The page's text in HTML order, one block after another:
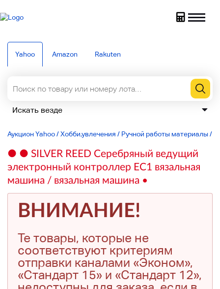
Yahoo Amazon Rakuten
Аукцион Yahoo/Хобби,увлечения / Ручной работы материалы/
● ● SILVER REED Серебряный ведущий
электронный контроллер EC1 вязальная
машина / вязальная машина •
ВНИМАНИЕ!
Те товары, которые не
соответствуют критериям
отправки каналами «Эконом»,
«Стандарт 15» и «Стандарт 12»,